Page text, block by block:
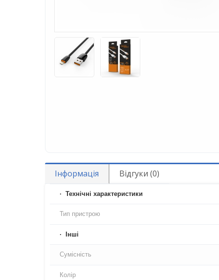
Інформація Відгуки (0)
Технічні характеристики
Тип пристрою
Iнші
Сумісність
Колір